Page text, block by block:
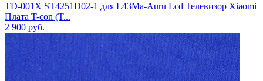
TD-001X ST4251D02-1 для L43Ma-Auru Lcd Телевизор Xiaomi
Плата T-con (T...
2 900 руб.